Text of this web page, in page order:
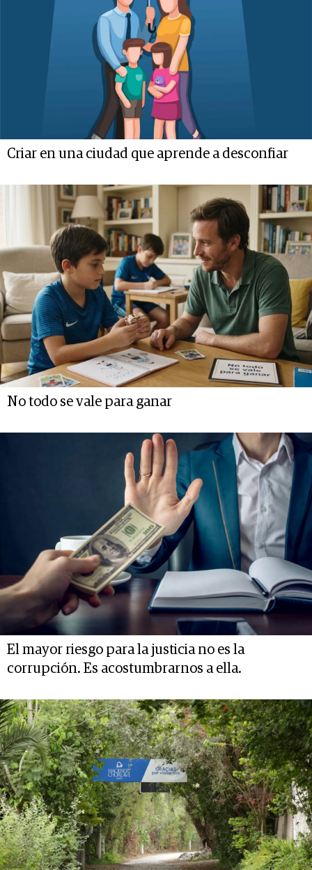
Criar en una ciudad que aprende a desconfiar
No todo se vale para ganar
El mayor riesgo para la justicia no es la
corrupción. Es acostumbrarnos a ella.